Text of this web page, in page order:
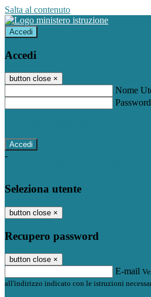
Salta al contenuto
Accedi
Accedi
button close ×
Nome
Password
-
Seleziona utente
button close ×
Recupero password
button close ×
E-mail
all'indirizzo indicato con le istruzioni